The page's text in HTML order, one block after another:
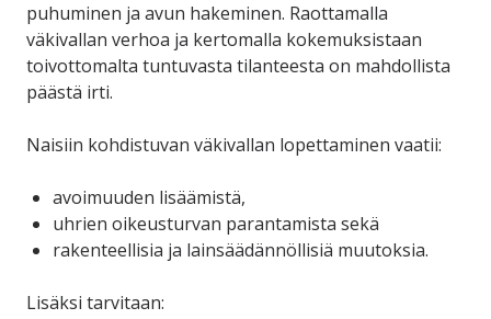
puhuminen ja avun hakeminen. Raottamalla
väkivallan verhoa ja kertomalla kokemuksistaan
toivottomalta tuntuvasta tilanteesta on mahdollista
päästä irti.
Naisiin kohdistuvan väkivallan lopettaminen vaatii:
avoimuuden lisäämistä,
uhrien oikeusturvan parantamista sekä
rakenteellisia ja lainsäädännöllisiä muutoksia.
Lisäksi tarvitaan: